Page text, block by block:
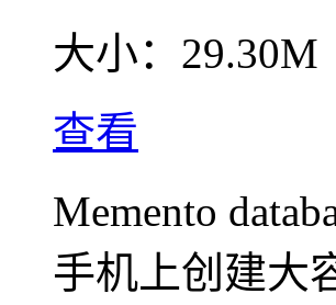
大小： 29.30M
查看
Memento
手机上创建大